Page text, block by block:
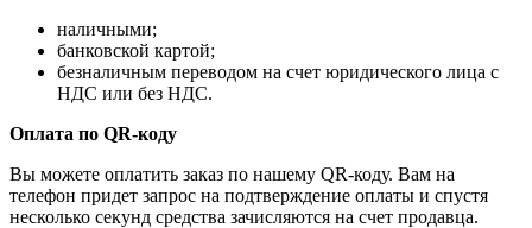
наличными;
банковской картой;
безналичным переводом на счет юридического лица с
НДС или без НДС.
Оплата по QR-коду
Вы можете оплатить заказ по нашему QR-коду. Вам на
телефон придет запрос на подтверждение оплаты и спустя
несколько секунд средства зачисляются на счет продавца.